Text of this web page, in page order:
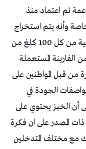
تم اعتماد منذ
وأنه يتم استخراج
نحو85 كلغ من الفارينة ذات الالياف العالية من كل 100 كلغ من
78 كلغ من الفارينة المستعملة
من قبل المواطنين على
الجودة في
أن الخبز يحتوي على
المصدر على ان فكرة
مع مختلف المتدخلين